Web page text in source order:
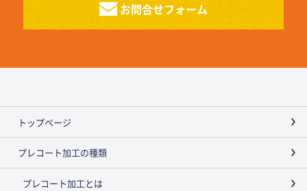
お問合せフォーム
トップページ
プレコート加工の種類
プレコート加工とは